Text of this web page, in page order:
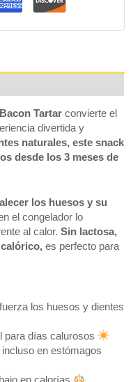
Tartar convierte el
divertida y
naturales, este snack
desde los 3 meses de
los huesos y su
el congelador lo
al calor. Sin lactosa,
es perfecto para
los huesos y dientes
para días calurosos
en estómagos
en calorías